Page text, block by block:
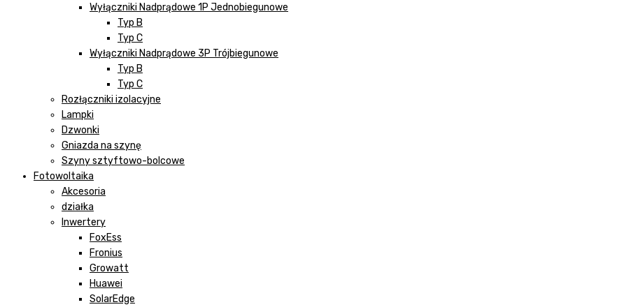
Wyłączniki Nadprądowe 1P Jednobiegunowe
Typ B
Typ C
Wyłączniki Nadprądowe 3P Trójbiegunowe
Typ B
Typ C
Rozłączniki izolacyjne
Lampki
Dzwonki
Gniazda na szynę
Szyny sztyftowo-bolcowe
Fotowoltaika
Akcesoria
działka
Inwertery
FoxEss
Fronius
Growatt
Huawei
SolarEdge